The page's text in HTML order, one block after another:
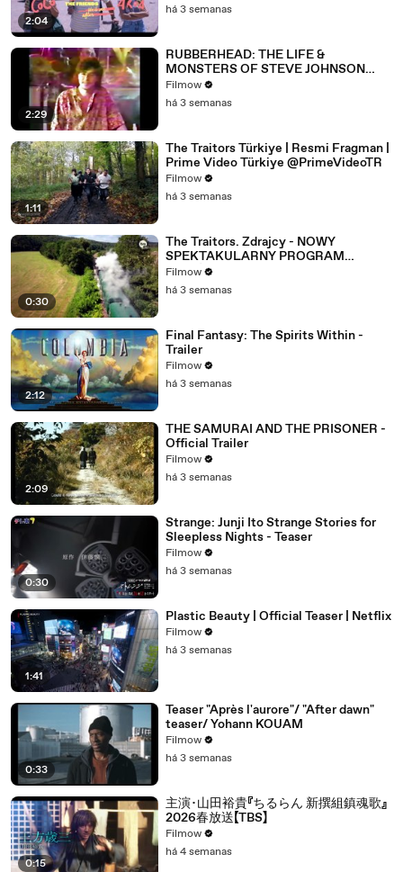
2:04
há 3 semanas
2:29
RUBBERHEAD: THE LIFE &
MONSTERS OF STEVE JOHNSON
(2026) 4K
Filmow
há 3 semanas
1:11
The Traitors Türkiye | Resmi Fragman |
Prime Video Türkiye @PrimeVideoTR
Filmow
há 3 semanas
0:30
The Traitors. Zdrajcy - NOWY
SPEKTAKULARNY PROGRAM
WKRÓTCE W TVN! 🔥
Filmow
há 3 semanas
2:12
Final Fantasy: The Spirits Within -
Trailer
Filmow
há 3 semanas
2:09
THE SAMURAI AND THE PRISONER -
Official Trailer
Filmow
há 3 semanas
0:30
Strange: Junji Ito Strange Stories for
Sleepless Nights - Teaser
Filmow
há 3 semanas
1:41
Plastic Beauty | Official Teaser | Netflix
Filmow
há 3 semanas
0:33
Teaser "Après l'aurore"/ "After dawn"
teaser/ Yohann KOUAM
Filmow
há 3 semanas
0:15
主演･山田裕貴『ちるらん 新撰組鎮魂歌』
2026春放送【TBS】
Filmow
há 4 semanas